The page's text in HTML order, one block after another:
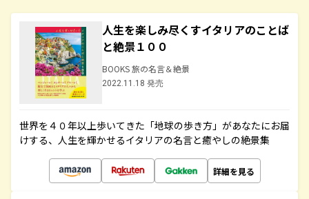
人生を楽しみ尽くすイタリアのことば
と絶景１００
BOOKS 旅の名言＆絶景
2022.11.18 発売
世界を４０年以上歩いてきた「地球の歩き方」があなたにお届
けする、人生を輝かせるイタリアの名言と癒やしの絶景集
詳細を見る